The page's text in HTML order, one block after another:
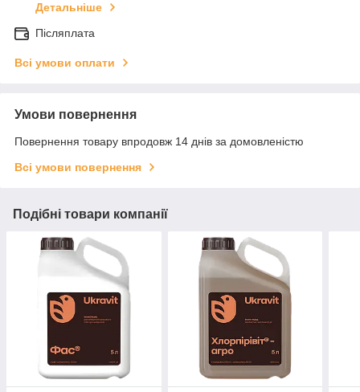
Детальніше
Післяплата
Всі умови оплати
Умови повернення
Повернення товару впродовж 14 днів за домовленістю
Всі умови повернення
Подібні товари компанії